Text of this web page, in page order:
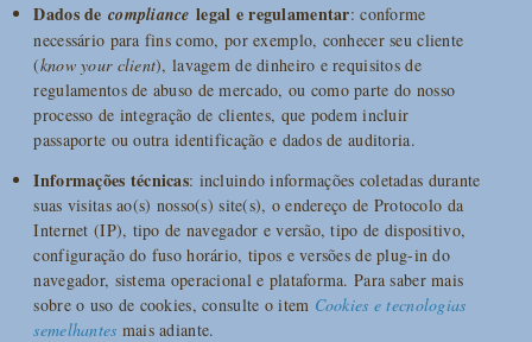
Dados de compliance legal e regulamentar: conforme
necessário para fins como, por exemplo, conhecer seu cliente
(know your client), lavagem de dinheiro e requisitos de
regulamentos de abuso de mercado, ou como parte do nosso
processo de integração de clientes, que podem incluir
passaporte ou outra identificação e dados de auditoria.
Informações técnicas: incluindo informações coletadas durante
suas visitas ao(s) nosso(s) site(s), o endereço de Protocolo da
Internet (IP), tipo de navegador e versão, tipo de dispositivo,
configuração do fuso horário, tipos e versões de plug-in do
navegador, sistema operacional e plataforma. Para saber mais
sobre o uso de cookies, consulte o item Cookies e tecnologias
semelhantes mais adiante.